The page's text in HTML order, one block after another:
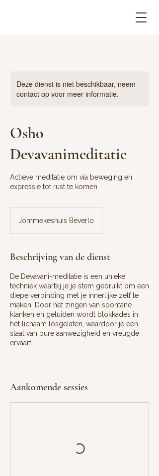
Deze dienst is niet beschikbaar, neem
contact op voor meer informatie.
Osho
Devavanimeditatie
Actieve meditatie om via beweging en
expressie tot rust te komen
Jommekeshuis Beverlo
Beschrijving van de dienst
De Devavani-meditatie is een unieke
techniek waarbij je je stem gebruikt om een
diepe verbinding met je innerlijke zelf te
maken. Door het zingen van spontane
klanken en geluiden wordt blokkades in
het lichaam losgelaten, waardoor je een
staat van pure aanwezigheid en vreugde
ervaart.
Aankomende sessies